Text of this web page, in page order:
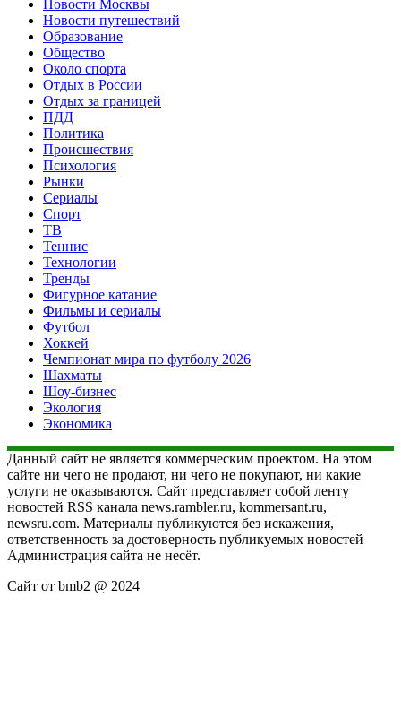
Новости Москвы
Новости путешествий
Образование
Общество
Около спорта
Отдых в России
Отдых за границей
ПДД
Политика
Происшествия
Психология
Рынки
Сериалы
Спорт
ТВ
Теннис
Технологии
Тренды
Фигурное катание
Фильмы и сериалы
Футбол
Хоккей
Чемпионат мира по футболу 2026
Шахматы
Шоу-бизнес
Экология
Экономика
Данный сайт не является коммерческим проектом. На этом
сайте ни чего не продают, ни чего не покупают, ни какие
услуги не оказываются. Сайт представляет собой ленту
новостей RSS канала news.rambler.ru, kommersant.ru,
newsru.com. Материалы публикуются без искажения,
ответственность за достоверность публикуемых новостей
Администрация сайта не несёт.
Сайт от bmb2 @ 2024